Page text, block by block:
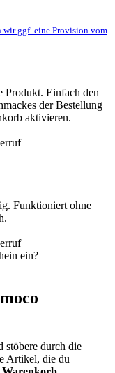
wir ggf. eine Provision vom
Produkt. Einfach den
der Bestellung
aktivieren.
Funktioniert ohne
ein?
stöbere durch die
Artikel, die du